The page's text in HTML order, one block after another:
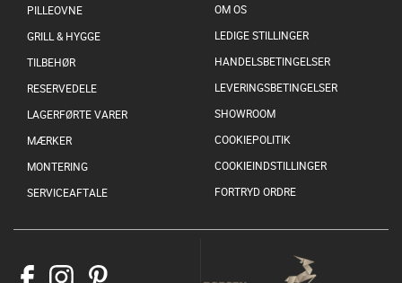
PILLEOVNE
GRILL & HYGGE
TILBEHØR
RESERVEDELE
LAGERFØRTE VARER
MÆRKER
MONTERING
SERVICEAFTALE
OM OS
LEDIGE STILLINGER
HANDELSBETINGELSER
LEVERINGSBETINGELSER
SHOWROOM
COOKIEPOLITIK
COOKIEINDSTILLINGER
FORTRYD ORDRE